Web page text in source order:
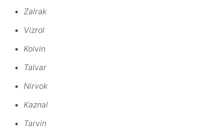
Zalrak
Vizrol
Kolvin
Talvar
Nirvok
Kaznal
Tarvin